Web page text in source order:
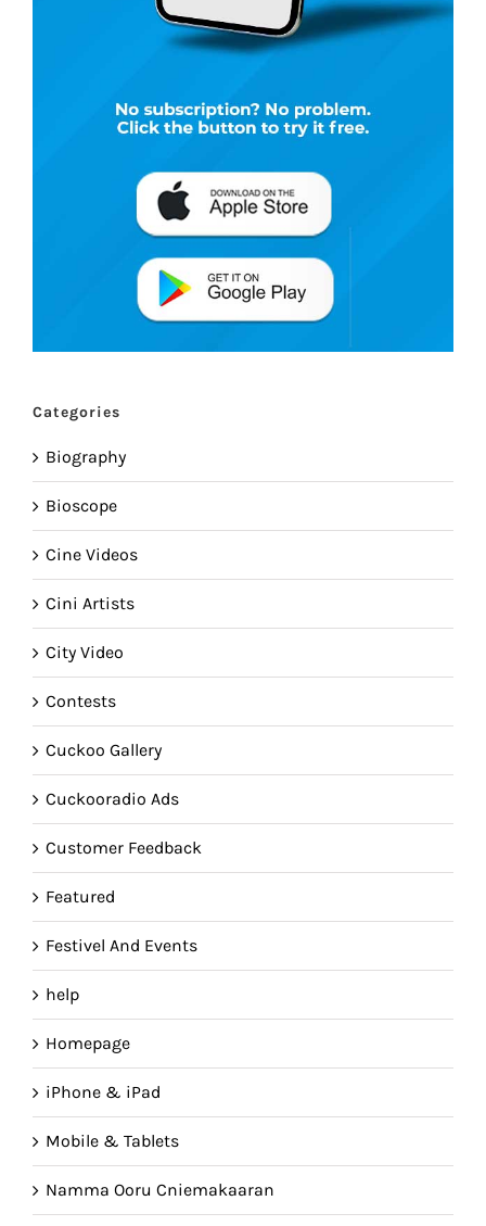
Categories
Biography
Bioscope
Cine Videos
Cini Artists
City Video
Contests
Cuckoo Gallery
Cuckooradio Ads
Customer Feedback
Featured
Festivel And Events
help
Homepage
iPhone & iPad
Mobile & Tablets
Namma Ooru Cniemakaaran